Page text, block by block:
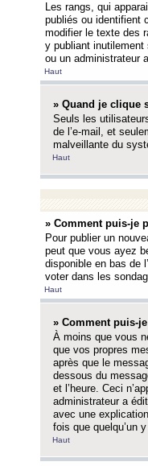
Les rangs, qui
publiés ou identifient
modifier le texte des
y publiant inutilement
ou un administrateur
Haut
» Quand je clique
Seuls les
de l’e-mail, et
malveillante du
Haut
» Comment puis-je
Pour publier un
peut que vous ayez
disponible en bas de
voter dans les
Haut
» Comment puis-
À moins que vous
que vos propres
après que le
dessous du
et l’heure. Ceci
administrateur a
avec une
fois que quelqu’un
Haut